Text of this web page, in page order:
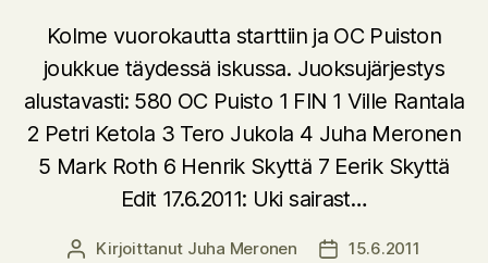
Kolme vuorokautta starttiin ja OC Puiston
joukkue täydessä iskussa. Juoksujärjestys
alustavasti: 580 OC Puisto 1 FIN 1 Ville Rantala
2 Petri Ketola 3 Tero Jukola 4 Juha Meronen
5 Mark Roth 6 Henrik Skyttä 7 Eerik Skyttä
Edit 17.6.2011: Uki sairast…
Kirjoittaja
Kirjoittanut Juha Meronen Julkaisupäivämäärä
15.6.2011